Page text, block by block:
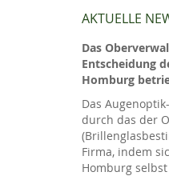
AKTUELLE
Das
Entscheidung
Homburg
Das
durch das der
Firma, indem
Homburg